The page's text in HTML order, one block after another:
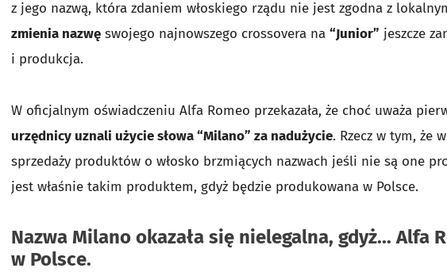
z jego nazwą, która zdaniem włoskiego rządu nie jest zgodna z
zmienia nazwę swojego najnowszego crossovera na “Junior” jeszcze
i produkcja.
W oficjalnym oświadczeniu Alfa Romeo przekazała, że choć uważa
urzędnicy uznali użycie słowa “Milano” za nadużycie. Rzecz w tym, że
sprzedaży produktów o włosko brzmiących nazwach jeśli nie są one
jest właśnie takim produktem, gdyż będzie produkowana w Polsce.
Nazwa Milano okazała się nielegalna, gdyż... Alfa
w Polsce.